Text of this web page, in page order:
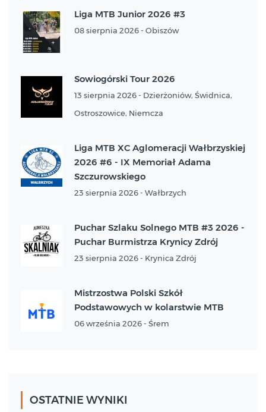
Liga MTB Junior 2026 #3
08 sierpnia 2026 - Obiszów
Sowiogórski Tour 2026
13 sierpnia 2026 - Dzierżoniów, Świdnica,
Ostroszowice, Niemcza
Liga MTB XC Aglomeracji Wałbrzyskiej
2026 #6 - IX Memoriał Adama
Szczurowskiego
23 sierpnia 2026 - Wałbrzych
Puchar Szlaku Solnego MTB #3 2026 -
Puchar Burmistrza Krynicy Zdrój
23 sierpnia 2026 - Krynica Zdrój
Mistrzostwa Polski Szkół
Podstawowych w kolarstwie MTB
06 września 2026 - Śrem
OSTATNIE WYNIKI